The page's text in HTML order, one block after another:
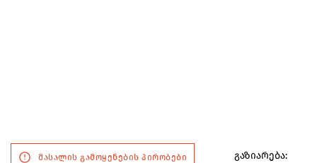
მასალის გამოყენების პირობები გაზიარება: